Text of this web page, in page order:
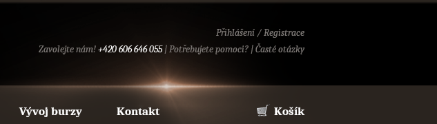
Přihlášení /Registrace
Zavolejte nám!+420 606 646 055|Potřebujete pomoci? |Časté otázky
Vývoj burzy Kontakt Košík